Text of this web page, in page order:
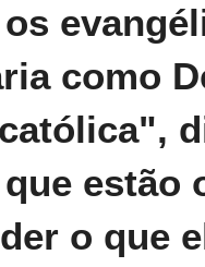
os
como
católica",
estão
o que